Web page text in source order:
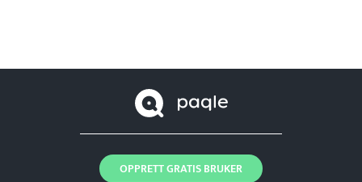
OPPRETT GRATIS BRUKER